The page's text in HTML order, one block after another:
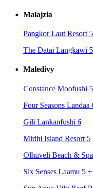
Malajzia
Pangkor Laut Resort 5
The Datai Langkawi 5
Maledivy
Constance Moofushi 5
Four Seasons Landaa
Gili Lankanfushi 6
Mirihi Island Resort 5
Olhuveli Beach &
Six Senses Laamu 5 +